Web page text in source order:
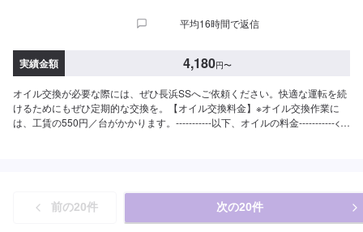
平均16時間で返信
実績金額 4,180円〜
オイル交換が必要な際には、ぜひ長浜SSへご依頼ください。快適な運転を続
けるためにもぜひ定期的な交換を。【オイル交換料金】※オイル交換作業に
は、工賃の550円／台がかかります。-----------以下、オイルの料金-----------<ガ
L（幅広い車種に対応）<ディーゼル車用>・5W-30▶︎1,590円／L（DPF装置
ディーゼル乗用車）・10W-30▶︎1,370円／L（DPF装置ディーゼルトラッ
ク・バス）-----------その他料金----------->>オイルフィルター2,420円〜／台>>
前の20件 次の20件